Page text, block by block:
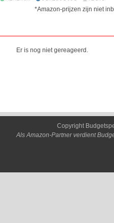
*Amazon-prijzen zijn niet
Er is nog niet gereageerd.
Copyright
Als Amazon-Partner verdient